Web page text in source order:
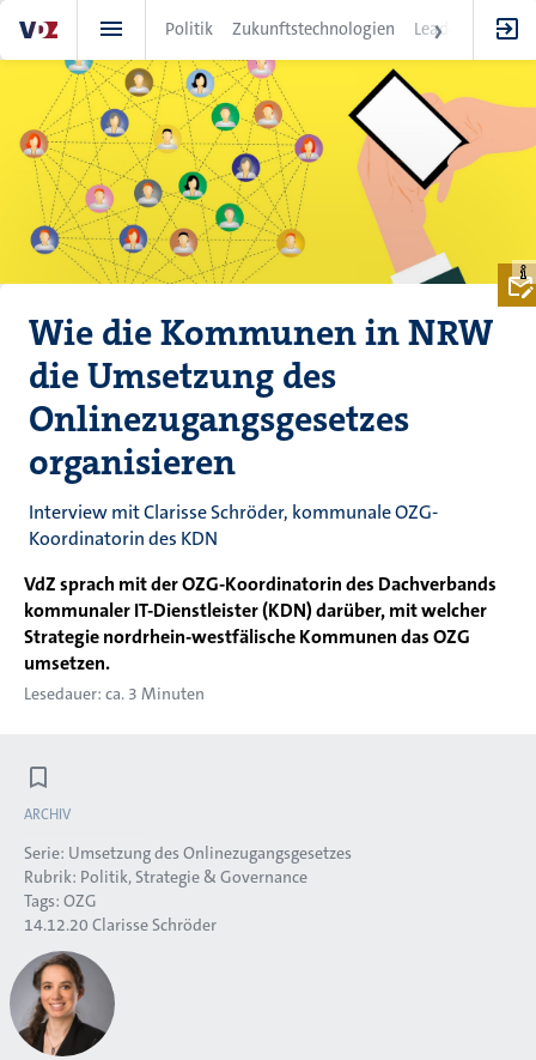
zum
Inhalt
Politik Zukunftstechnologien Leadership
Wie die Kommunen in NRW
die Umsetzung des
Onlinezugangsgesetzes
organisieren
Interview mit Clarisse Schröder, kommunale OZG-
Koordinatorin des KDN
VdZ sprach mit der OZG-Koordinatorin des Dachverbands
kommunaler IT-Dienstleister (KDN) darüber, mit welcher
Strategie nordrhein-westfälische Kommunen das OZG
umsetzen.
Lesedauer: ca. 3 Minuten
ARCHIV
Serie: Umsetzung des Onlinezugangsgesetzes
Rubrik: Politik, Strategie & Governance
Tags: OZG
14.12.20 Clarisse Schröder